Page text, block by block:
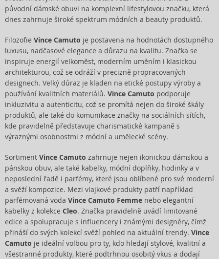
původní dámské obuvi na komplexní lifestylovou značku, která
dnes zahrnuje široké spektrum módních a beauty produktů.
Filozofie Vince Camuto je postavena na hodnotách dostupného
luxusu, nadčasové elegance a důrazu na kvalitu. Značka se
inspiruje energií velkoměst, moderním uměním i klasickou
architekturou, což se odráží v precizně propracovaných
designech. Velký důraz je kladen na etické postupy výroby a
používání kvalitních materiálů. Vince Camuto podporuje
inkluzivitu a autenticitu, což se promítá nejen do široké škály
produktů, ale také do komunikace značky na sociálních sítích,
kde pravidelně představuje charismatické kampaně s
výraznými osobnostmi z módní a umělecké scény.
Sortiment Vince Camuto zahrnuje nejen ikonickou dámskou a
pánskou obuv, ale také kabelky, módní doplňky, hodinky a v
neposlední řadě i parfémy, které jsou oblíbené pro své moderní
a svěží kompozice. Mezi vlajkové produkty patří například
parfémovaná voda Vince Camuto Femme nebo elegantní
kabelky z kolekce Cleo. Značka pravidelně uvádí limitované
edice a spolupracuje s influencery i známými designéry, čímž
přináší do svých kolekcí svěží pohled na aktuální trendy. Vince
Camuto je ideální volbou pro ty, kdo hledají stylové, kvalitní a
všestranné produkty, které podtrhnou osobitý vkus a dodají